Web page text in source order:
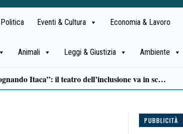
Politica Eventi & Cultura Economia & Lavoro
Animali Leggi & Giustizia Ambiente
18:32
PUBBLICITÀ